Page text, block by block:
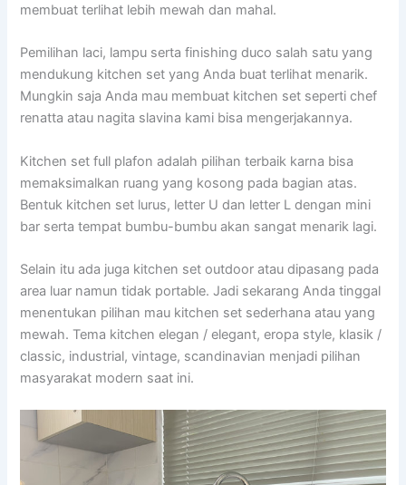
membuat terlihat lebih mewah dan mahal.
Pemilihan laci, lampu serta finishing duco salah satu yang
mendukung kitchen set yang Anda buat terlihat menarik.
Mungkin saja Anda mau membuat kitchen set seperti chef
renatta atau nagita slavina kami bisa mengerjakannya.
Kitchen set full plafon adalah pilihan terbaik karna bisa
memaksimalkan ruang yang kosong pada bagian atas.
Bentuk kitchen set lurus, letter U dan letter L dengan mini
bar serta tempat bumbu-bumbu akan sangat menarik lagi.
Selain itu ada juga kitchen set outdoor atau dipasang pada
area luar namun tidak portable. Jadi sekarang Anda tinggal
menentukan pilihan mau kitchen set sederhana atau yang
mewah. Tema kitchen elegan / elegant, eropa style, klasik /
classic, industrial, vintage, scandinavian menjadi pilihan
masyarakat modern saat ini.